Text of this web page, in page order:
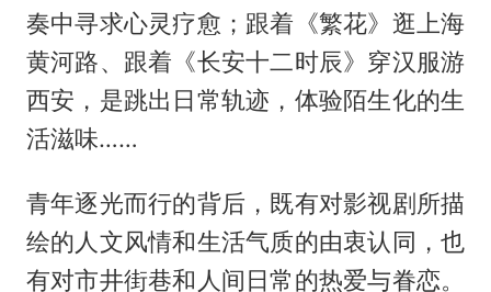
奏中寻求心灵疗愈；跟着《繁花》逛上海
黄河路、跟着《长安十二时辰》穿汉服游
西安，是跳出日常轨迹，体验陌生化的生
活滋味……
青年逐光而行的背后，既有对影视剧所描
绘的人文风情和生活气质的由衷认同，也
有对市井街巷和人间日常的热爱与眷恋。